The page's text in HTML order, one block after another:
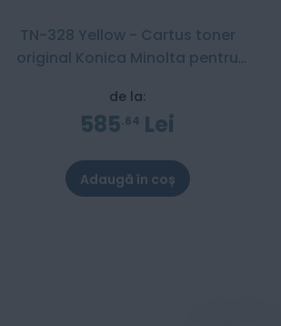
TN-328 Yellow - Cartus toner
original Konica Minolta pentru
/ C301i / C361i
de la:
585 64 Lei
Adaugă în coș